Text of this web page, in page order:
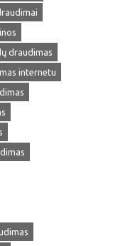
draudimas
internetu